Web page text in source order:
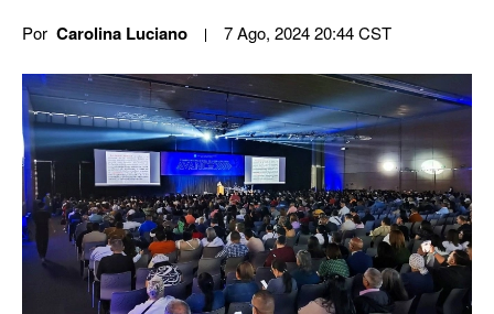
Por Carolina Luciano 7 Ago, 2024 20:44 CST